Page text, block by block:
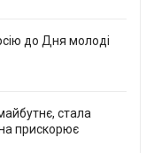
до Дня молоді
стала
прискорює